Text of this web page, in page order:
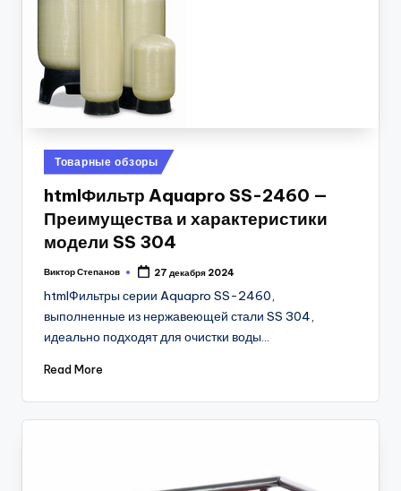
Posted
in
Товарные обзоры
htmlФильтр Aquapro SS-2460 —
Преимущества и характеристики
модели SS 304
Posted
Виктор Степанов 27 декабря 2024
htmlФильтры серии Aquapro SS-2460,
выполненные из нержавеющей стали SS 304,
идеально подходят для очистки воды…
Read More